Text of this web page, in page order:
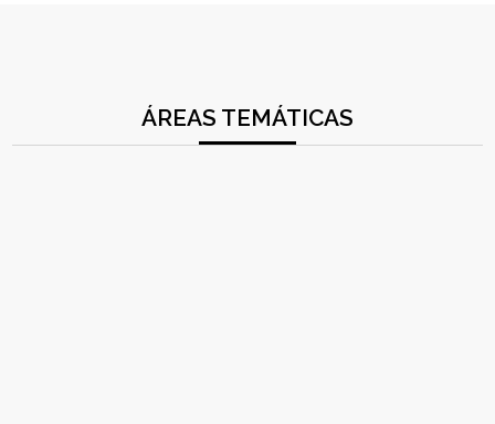
ÁREAS TEMÁTICAS